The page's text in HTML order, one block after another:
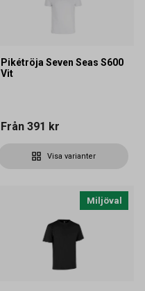
Pikétröja Seven Seas S600
Vit
Från 391 kr
Visa varianter
Miljöval